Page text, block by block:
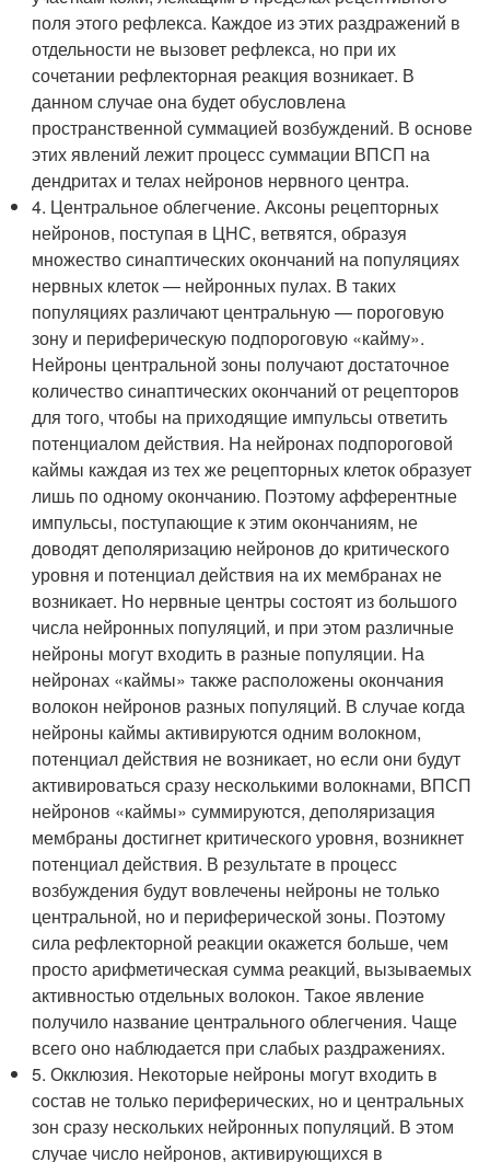
поля этого рефлекса. Каждое из этих раздражений в
отдельности не вызовет рефлекса, но при их
сочетании рефлекторная реакция возникает. В
данном случае она будет обусловлена
пространственной суммацией возбуждений. В основе
этих явлений лежит процесс суммации ВПСП на
дендритах и телах нейронов нервного центра.
4. Центральное облегчение. Аксоны рецепторных
нейронов, поступая в ЦНС, ветвятся, образуя
множество синаптических окончаний на популяциях
нервных клеток — нейронных пулах. В таких
популяциях различают центральную — пороговую
зону и периферическую подпороговую «кайму».
Нейроны центральной зоны получают достаточное
количество синаптических окончаний от рецепторов
для того, чтобы на приходящие импульсы ответить
потенциалом действия. На нейронах подпороговой
каймы каждая из тех же рецепторных клеток образует
лишь по одному окончанию. Поэтому афферентные
импульсы, поступающие к этим окончаниям, не
доводят деполяризацию нейронов до критического
уровня и потенциал действия на их мембранах не
возникает. Но нервные центры состоят из большого
числа нейронных популяций, и при этом различные
нейроны могут входить в разные популяции. На
нейронах «каймы» также расположены окончания
волокон нейронов разных популяций. В случае когда
нейроны каймы активируются одним волокном,
потенциал действия не возникает, но если они будут
активироваться сразу несколькими волокнами, ВПСП
нейронов «каймы» суммируются, деполяризация
мембраны достигнет критического уровня, возникнет
потенциал действия. В результате в процесс
возбуждения будут вовлечены нейроны не только
центральной, но и периферической зоны. Поэтому
сила рефлекторной реакции окажется больше, чем
просто арифметическая сумма реакций, вызываемых
активностью отдельных волокон. Такое явление
получило название центрального облегчения. Чаще
всего оно наблюдается при слабых раздражениях.
5. Окклюзия. Некоторые нейроны могут входить в
состав не только периферических, но и центральных
зон сразу нескольких нейронных популяций. В этом
случае число нейронов, активирующихся в